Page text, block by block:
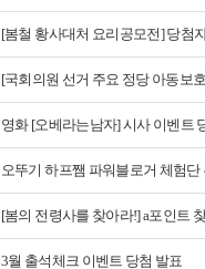
[봄철 황사대처 요리공모전] 당첨
[국회의원 선거 주요 정당 아동보
영화 [오베라는남자] 시사 이벤트
오뚜기 하프쨈 파워블로거 체험단
[봄의 전령사를 찾아라!] a포인트
3월 출석체크 이벤트 당첨 발표